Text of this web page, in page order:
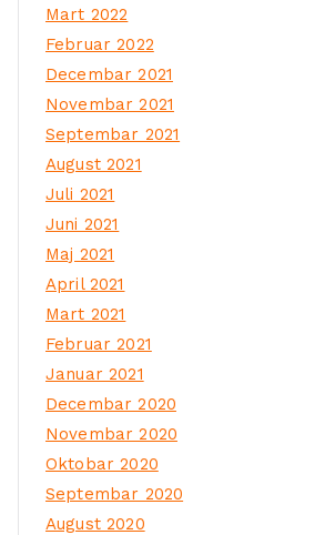
Mart 2022
Februar 2022
Decembar 2021
Novembar 2021
Septembar 2021
August 2021
Juli 2021
Juni 2021
Maj 2021
April 2021
Mart 2021
Februar 2021
Januar 2021
Decembar 2020
Novembar 2020
Oktobar 2020
Septembar 2020
August 2020